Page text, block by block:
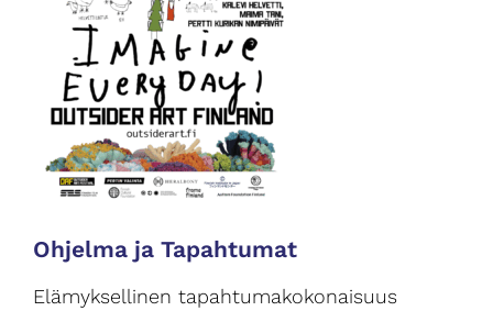
Ohjelma ja Tapahtumat
Elämyksellinen tapahtumakokonaisuus